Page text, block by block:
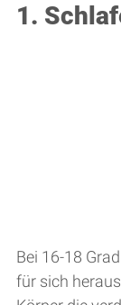
1.
Bei 16-18
für sich